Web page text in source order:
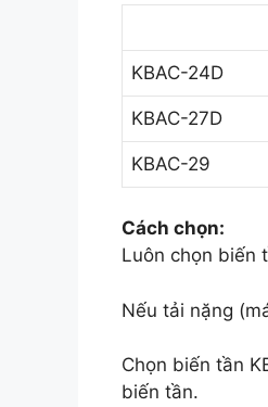
KBAC-24D
KBAC-27D
KBAC-29
Cách chọn:
Luôn chọn biến
Nếu tải nặng
Chọn biến tần
biến tần.